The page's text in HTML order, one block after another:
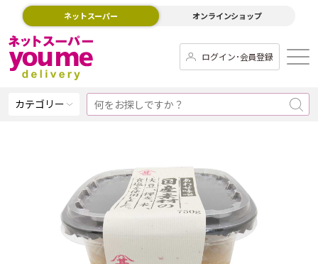
ネットスーパー オンラインショップ
ログイン･会員登録
カテゴリー